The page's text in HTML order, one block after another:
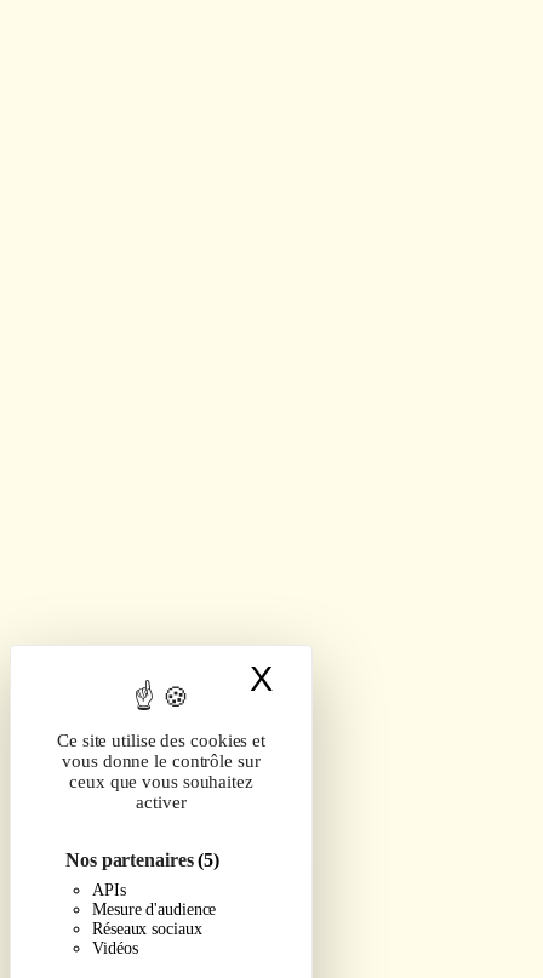
Ce site utilise des cookies et
vous donne le contrôle sur
ceux que vous souhaitez
activer
Nos partenaires(5)
APIs
Mesure d'audience
Réseaux sociaux
Vidéos
X